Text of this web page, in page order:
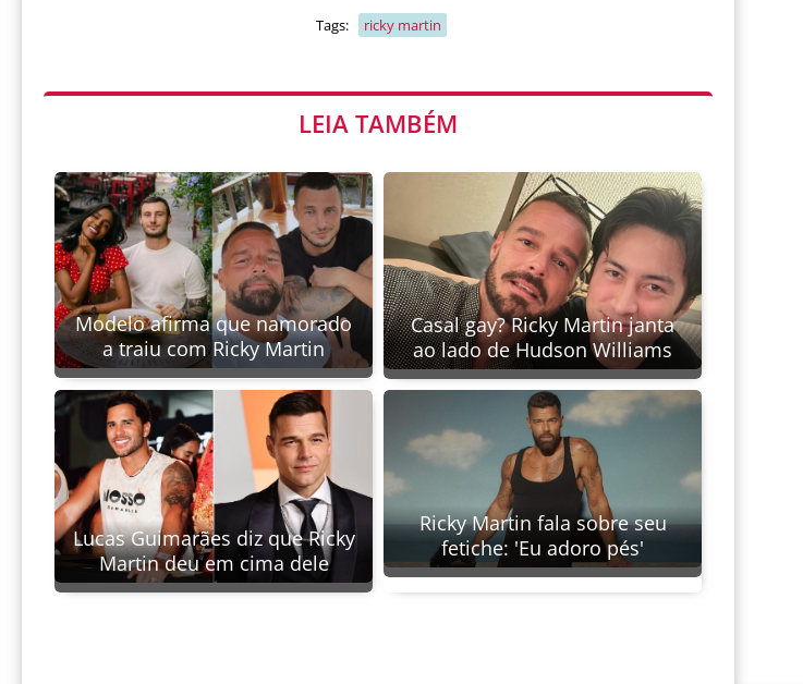
Tags: ricky martin
LEIA TAMBÉM
Modelo afirma que namorado
a traiu com Ricky Martin
Casal gay? Ricky Martin janta
ao lado de Hudson Williams
Lucas Guimarães diz que Ricky
Martin deu em cima dele
Ricky Martin fala sobre seu
fetiche: 'Eu adoro pés'